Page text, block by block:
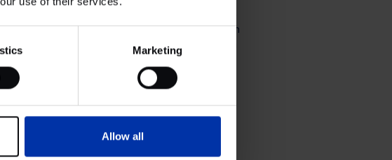
Marketing
Allow all
Europa en trekt onderzoekers, clinici, studenten
over de hele wereld. Met flexibele laboratoria
bevordert het cluster samenwerking tussen
talent en bedrijven en biedt het een
omgeving.